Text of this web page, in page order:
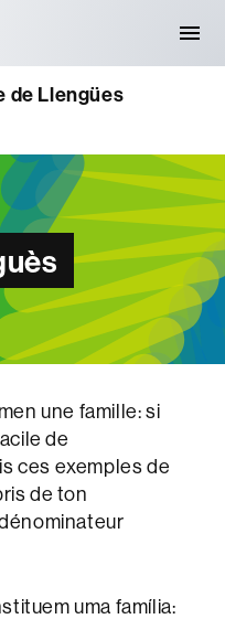
de Llengües
une famille: si
de
ces exemples de
de ton
uma família: